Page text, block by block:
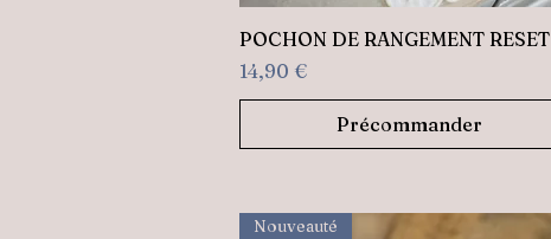
Aperçu rapide
POCHON DE RANGEMENT RESET
Prix
14,90 €
Précommander
Nouveauté